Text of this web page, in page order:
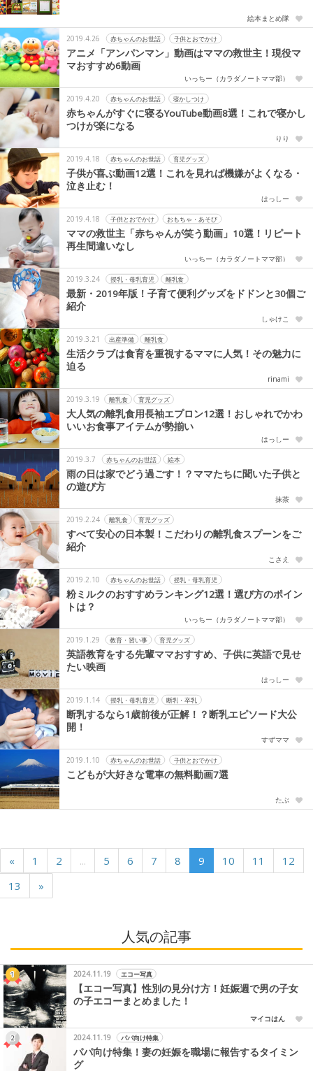
絵本まとめ隊
2019.4.26 赤ちゃんのお世話 子供とおでかけ
アニメ「アンパンマン」動画はママの救世主！現役マ
マおすすめ6動画
いっちー（カラダノートママ部）
2019.4.20 赤ちゃんのお世話 寝かしつけ
赤ちゃんがすぐに寝るYouTube動画8選！これで寝かし
つけが楽になる
りり
2019.4.18 赤ちゃんのお世話 育児グッズ
子供が喜ぶ動画12選！これを見れば機嫌がよくなる・
泣き止む！
はっしー
2019.4.18 子供とおでかけ おもちゃ・あそび
ママの救世主「赤ちゃんが笑う動画」10選！リピート
再生間違いなし
いっちー（カラダノートママ部）
2019.3.24 授乳・母乳育児 離乳食
最新・2019年版！子育て便利グッズをドドンと30個ご
紹介
しゃけこ
2019.3.21 出産準備 離乳食
生活クラブは食育を重視するママに人気！その魅力に
迫る
rinami
2019.3.19 離乳食 育児グッズ
大人気の離乳食用長袖エプロン12選！おしゃれでかわ
いいお食事アイテムが勢揃い
はっしー
2019.3.7 赤ちゃんのお世話 絵本
雨の日は家でどう過ごす！？ママたちに聞いた子供と
の遊び方
抹茶
2019.2.24 離乳食 育児グッズ
すべて安心の日本製！こだわりの離乳食スプーンをご
紹介
こさえ
2019.2.10 赤ちゃんのお世話 授乳・母乳育児
粉ミルクのおすすめランキング12選！選び方のポイン
トは？
いっちー（カラダノートママ部）
2019.1.29 教育・習い事 育児グッズ
英語教育をする先輩ママおすすめ、子供に英語で見せ
たい映画
はっしー
2019.1.14 授乳・母乳育児 断乳・卒乳
断乳するなら1歳前後が正解！？断乳エピソード大公
開！
すずママ
2019.1.10 赤ちゃんのお世話 子供とおでかけ
こどもが大好きな電車の無料動画7選
たぶ
« 1 2 ... 5 6 7 8 9 10 11
12
13
»
人気の記事
2024.11.19 エコー写真
【エコー写真】性別の見分け方！妊娠週で男の子女
の子エコーまとめました！
マイコはん
2024.11.19
パパ向け特集
パパ向け特集！妻の妊娠を職場に報告するタイミン
グ